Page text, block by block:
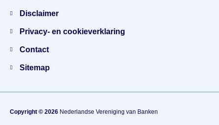
Disclaimer
Privacy- en cookieverklaring
Contact
Sitemap
Copyright © 2026 Nederlandse Vereniging van Banken